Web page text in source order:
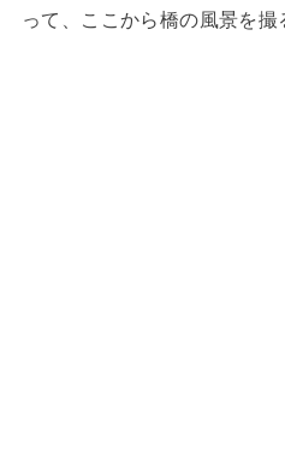
って、ここから橋の風景を撮